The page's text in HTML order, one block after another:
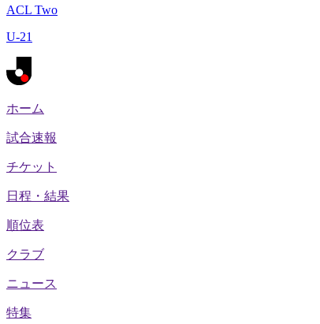
ACL Two
U-21
ホーム
試合速報
チケット
日程・結果
順位表
クラブ
ニュース
特集